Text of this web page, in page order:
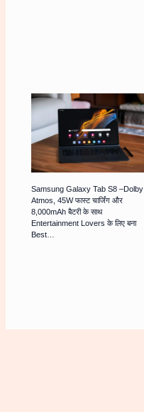
Samsung Galaxy Tab S8 –Dolby
Atmos, 45W फास्ट चार्जिंग और
8,000mAh बैटरी के साथ
Entertainment Lovers के लिए बना
Best…